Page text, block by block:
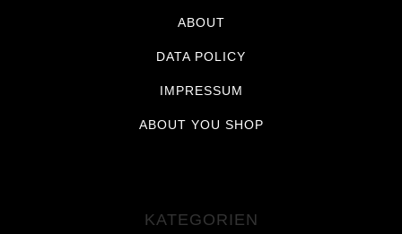
ABOUT
DATA POLICY
IMPRESSUM
ABOUT YOU SHOP
KATEGORIEN